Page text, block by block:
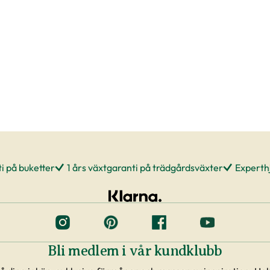
på morgonen. Tänk på att anläggning av en
på buketter 1 års växtgaranti på trädgårdsväxter
Bli medlem i vår kundklubb